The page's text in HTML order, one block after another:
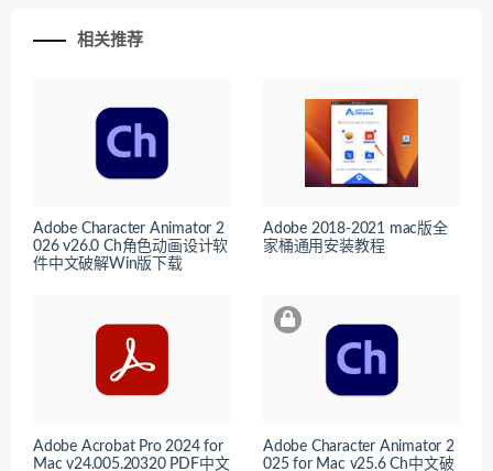
相关推荐
Adobe Character Animator 2
026 v26.0 Ch角色动画设计软
件中文破解Win版下载
Adobe 2018-2021 mac版全
家桶通用安装教程
Adob​​e Acrobat Pro 2024 for
Mac v24.005.20320 PDF中文
Adobe Character Animator 2
025 for Mac v25.6 Ch中文破